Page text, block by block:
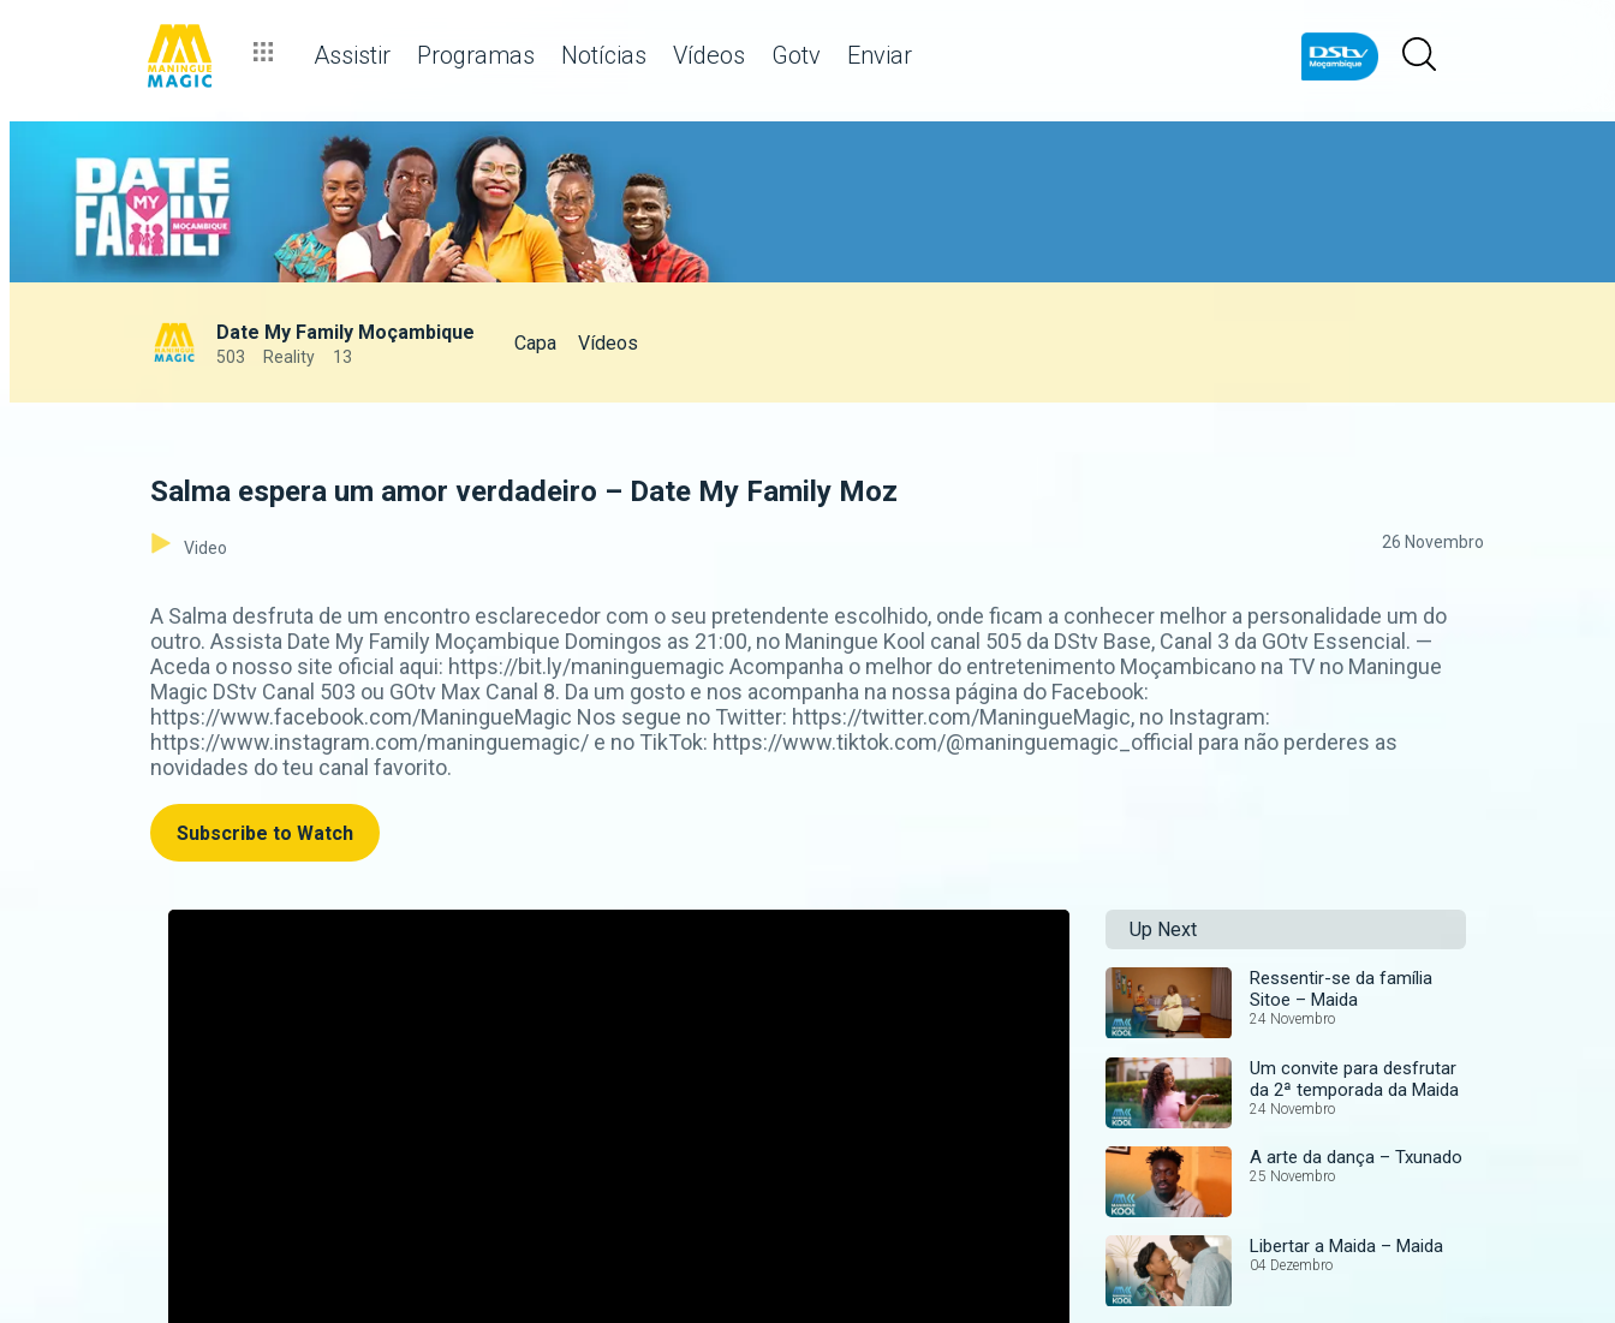
Assistir Programas Notícias Vídeos Gotv Enviar
Date My Family Moçambique
503 Reality 13
Capa Vídeos
Salma espera um amor verdadeiro – Date My Family Moz
Video 26 Novembro
A Salma desfruta de um encontro esclarecedor com o seu pretendente escolhido, onde ficam a conhecer melhor a personalidade um do
outro. Assista Date My Family Moçambique Domingos as 21:00, no Maningue Kool canal 505 da DStv Base, Canal 3 da GOtv Essencial. —
Aceda o nosso site oficial aqui: https://bit.ly/maninguemagic Acompanha o melhor do entretenimento Moçambicano na TV no Maningue
Magic DStv Canal 503 ou GOtv Max Canal 8. Da um gosto e nos acompanha na nossa página do Facebook:
https://www.facebook.com/ManingueMagic Nos segue no Twitter: https://twitter.com/ManingueMagic, no Instagram:
https://www.instagram.com/maninguemagic/ e no TikTok: https://www.tiktok.com/@maninguemagic_official para não perderes as
novidades do teu canal favorito.
Subscribe to Watch
Up Next
Ressentir-se da família
Sitoe – Maida
24 Novembro
Um convite para desfrutar
da 2ª temporada da Maida
24 Novembro
A arte da dança – Txunado
25 Novembro
Libertar a Maida – Maida
04 Dezembro